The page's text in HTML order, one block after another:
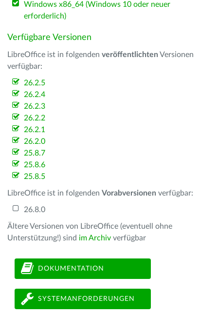
Windows x86_64 (Windows 10 oder neuer
erforderlich)
Verfügbare Versionen
LibreOffice ist in folgenden veröffentlichten Versionen
verfügbar:
26.2.5
26.2.4
26.2.3
26.2.2
26.2.1
26.2.0
25.8.7
25.8.6
25.8.5
LibreOffice ist in folgenden Vorabversionen verfügbar:
26.8.0
Ältere Versionen von LibreOffice (eventuell ohne
Unterstützung!) sind im Archiv verfügbar
DOKUMENTATION
SYSTEMANFORDERUNGEN